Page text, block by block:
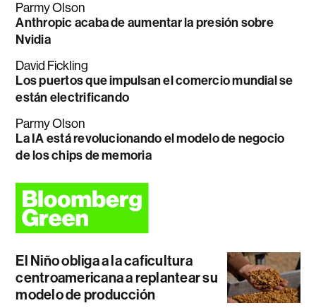
Parmy Olson
Anthropic acaba de aumentar la presión sobre
Nvidia
David Fickling
Los puertos que impulsan el comercio mundial se
están electrificando
Parmy Olson
La IA está revolucionando el modelo de negocio
de los chips de memoria
El Niño obliga a la caficultura
centroamericana a replantear su
modelo de producción